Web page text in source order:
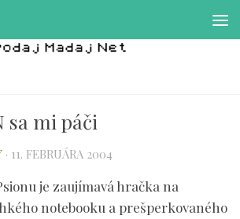
sa mi páči
· 11. FEBRUÁRA 2004
je zaujímavá hračka na
notebooku a prešperkovaného